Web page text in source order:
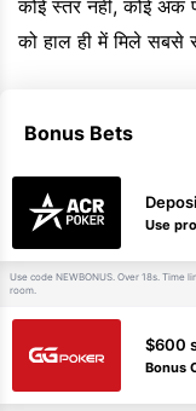
कोई स्तर नहीं, कोई अंक
को हाल ही में मिले सबसे
Bonus Bets
Use
Use code NEWBONUS. Over 18s. Time
room.
$600
Bonus